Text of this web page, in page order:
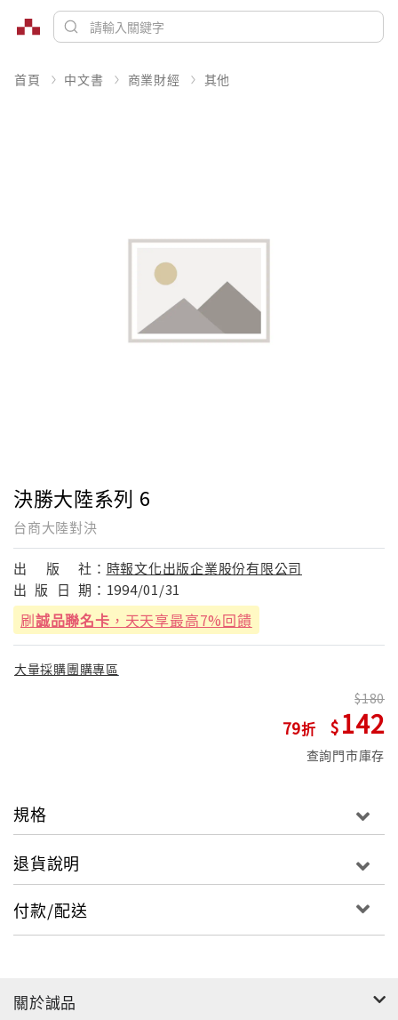
首頁 中文書 商業財經 其他
決勝大陸系列 6
台商大陸對決
出 版 社： 時報文化出版企業股份有限公司
出 版 日 期： 1994/01/31
刷誠品聯名卡 ，天天享最高7%回饋
大量採購團購專區
79
180
142
查詢門市庫存
規格
退貨說明
付款/配送
關於誠品